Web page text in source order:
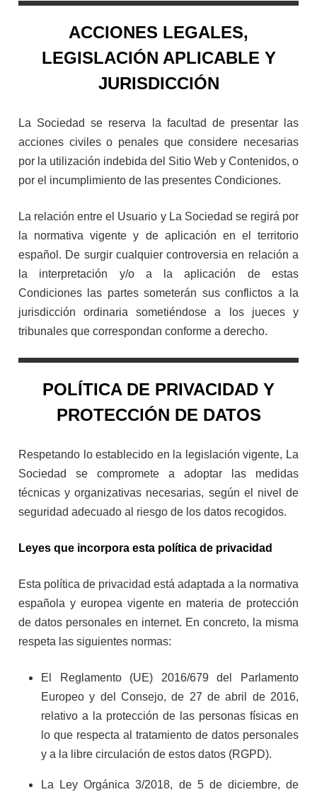
ACCIONES LEGALES,
LEGISLACIÓN APLICABLE Y
JURISDICCIÓN
La Sociedad se reserva la facultad de presentar las
acciones civiles o penales que considere necesarias
por la utilización indebida del Sitio Web y Contenidos, o
por el incumplimiento de las presentes Condiciones.
La relación entre el Usuario y La Sociedad se regirá por
la normativa vigente y de aplicación en el territorio
español. De surgir cualquier controversia en relación a
la interpretación y/o a la aplicación de estas
Condiciones las partes someterán sus conflictos a la
jurisdicción ordinaria sometiéndose a los jueces y
tribunales que correspondan conforme a derecho.
POLÍTICA DE PRIVACIDAD Y
PROTECCIÓN DE DATOS
Respetando lo establecido en la legislación vigente, La
Sociedad se compromete a adoptar las medidas
técnicas y organizativas necesarias, según el nivel de
seguridad adecuado al riesgo de los datos recogidos.
Leyes que incorpora esta política de privacidad
Esta política de privacidad está adaptada a la normativa
española y europea vigente en materia de protección
de datos personales en internet. En concreto, la misma
respeta las siguientes normas:
El Reglamento (UE) 2016/679 del Parlamento
Europeo y del Consejo, de 27 de abril de 2016,
relativo a la protección de las personas físicas en
lo que respecta al tratamiento de datos personales
y a la libre circulación de estos datos (RGPD).
La Ley Orgánica 3/2018, de 5 de diciembre, de